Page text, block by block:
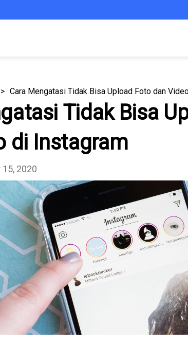
Cara Mengatasi Tidak Bisa Upload Foto dan
Tidak Bisa
di Instagram
2020